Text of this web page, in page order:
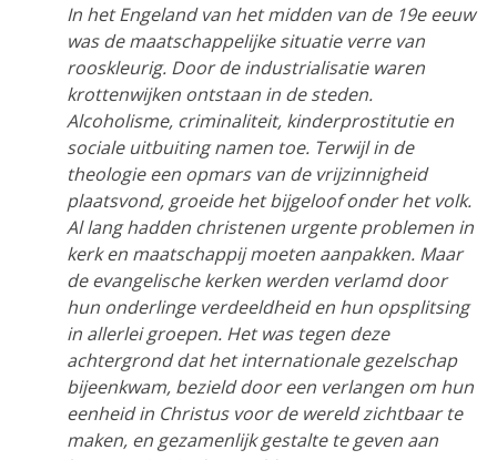
In het Engeland van het midden van de 19e eeuw
was de maatschappelijke situatie verre van
rooskleurig. Door de industrialisatie waren
krottenwijken ontstaan in de steden.
Alcoholisme, criminaliteit, kinderprostitutie en
sociale uitbuiting namen toe. Terwijl in de
theologie een opmars van de vrijzinnigheid
plaatsvond, groeide het bijgeloof onder het volk.
Al lang hadden christenen urgente problemen in
kerk en maatschappij moeten aanpakken. Maar
de evangelische kerken werden verlamd door
hun onderlinge verdeeldheid en hun opsplitsing
in allerlei groepen. Het was tegen deze
achtergrond dat het internationale gezelschap
bijeenkwam, bezield door een verlangen om hun
eenheid in Christus voor de wereld zichtbaar te
maken, en gezamenlijk gestalte te geven aan